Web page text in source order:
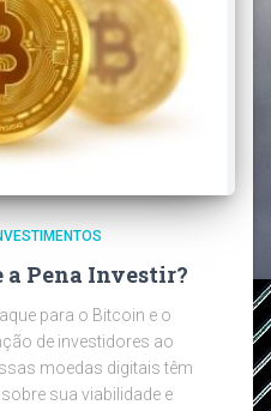
a Pena Investir?
para o Bitcoin e o
de investidores ao
moedas digitais têm
sua viabilidade e